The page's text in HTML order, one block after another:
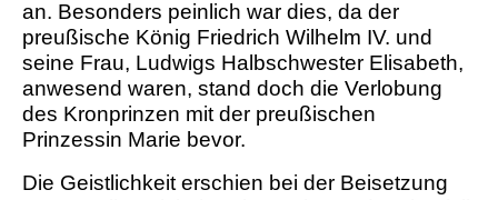
an. Besonders peinlich war dies, da der
preußische König Friedrich Wilhelm IV. und
seine Frau, Ludwigs Halbschwester Elisabeth,
anwesend waren, stand doch die Verlobung
des Kronprinzen mit der preußischen
Prinzessin Marie bevor.
Die Geistlichkeit erschien bei der Beisetzung